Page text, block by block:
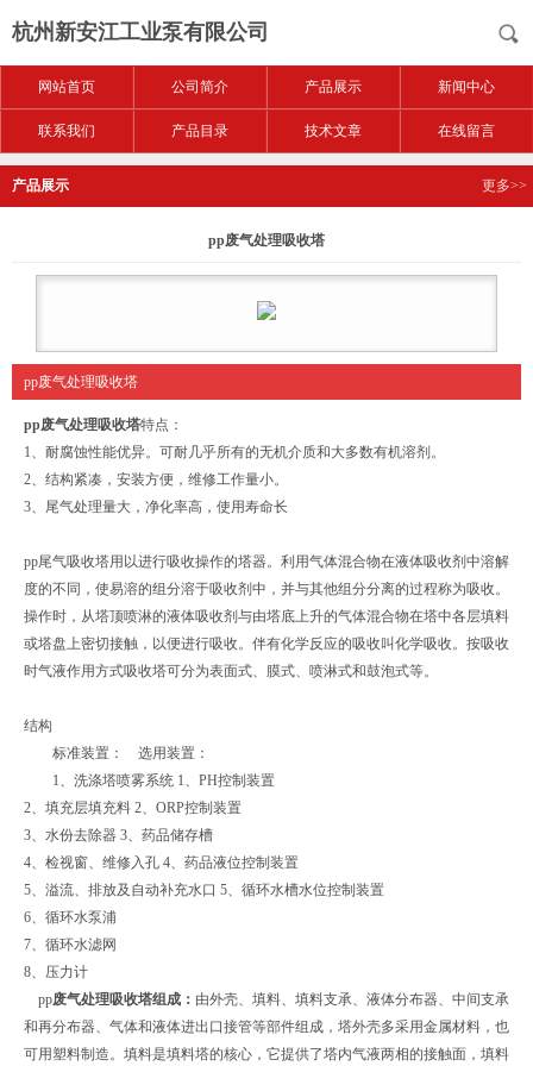
杭州新安江工业泵有限公司
网站首页 公司简介 产品展示 新闻中心
联系我们 产品目录 技术文章 在线留言
产品展示 更多>>
pp废气处理吸收塔
pp废气处理吸收塔
pp废气处理吸收塔特点：
1、耐腐蚀性能优异。可耐几乎所有的无机介质和大多数有机溶剂。
2、结构紧凑，安装方便，维修工作量小。
3、尾气处理量大，净化率高，使用寿命长
pp尾气吸收塔用以进行吸收操作的塔器。利用气体混合物在液体吸收剂中溶解
度的不同，使易溶的组分溶于吸收剂中，并与其他组分分离的过程称为吸收。
操作时，从塔顶喷淋的液体吸收剂与由塔底上升的气体混合物在塔中各层填料
或塔盘上密切接触，以便进行吸收。伴有化学反应的吸收叫化学吸收。按吸收
时气液作用方式吸收塔可分为表面式、膜式、喷淋式和鼓泡式等。
结构
标准装置： 选用装置：
1、洗涤塔喷雾系统 1、PH控制装置
2、填充层填充料 2、ORP控制装置
3、水份去除器 3、药品储存槽
4、检视窗、维修入孔 4、药品液位控制装置
5、溢流、排放及自动补充水口 5、循环水槽水位控制装置
6、循环水泵浦
7、循环水滤网
8、压力计
pp废气处理吸收塔组成： 由外壳、填料、填料支承、液体分布器、中间支承
和再分布器、气体和液体进出口接管等部件组成，塔外壳多采用金属材料，也
可用塑料制造。填料是填料塔的核心，它提供了塔内气液两相的接触面，填料